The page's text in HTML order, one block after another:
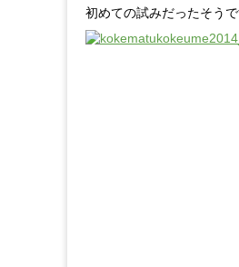
初めての試みだったそうで